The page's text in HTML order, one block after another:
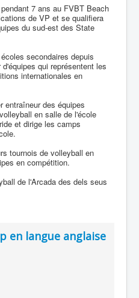
7 ans au FVBT Beach
de VP et se qualifiera
du sud-est des State
secondaires depuis
qui représentent les
internationales en
entraîneur des équipes
en salle de l'école
et dirige les camps
tournois de volleyball en
en compétition.
de l'Arcada des dels seus
en langue anglaise